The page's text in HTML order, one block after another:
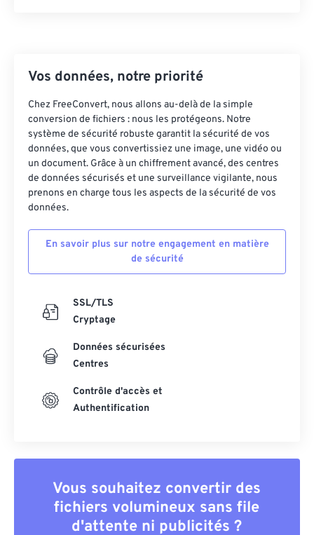
Vos données, notre priorité
Chez FreeConvert, nous allons au-delà de la simple
conversion de fichiers : nous les protégeons. Notre
système de sécurité robuste garantit la sécurité de vos
données, que vous convertissiez une image, une vidéo ou
un document. Grâce à un chiffrement avancé, des centres
de données sécurisés et une surveillance vigilante, nous
prenons en charge tous les aspects de la sécurité de vos
données.
En savoir plus sur notre engagement en matière
de sécurité
SSL/TLS
Cryptage
Données sécurisées
Centres
Contrôle d'accès et
Authentification
Vous souhaitez convertir des
fichiers volumineux sans file
d'attente ni publicités ?